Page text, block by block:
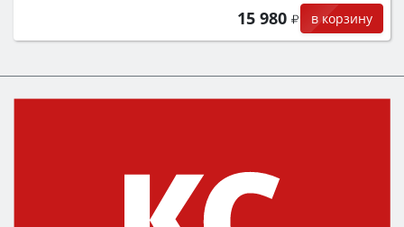
15 980 в корзину